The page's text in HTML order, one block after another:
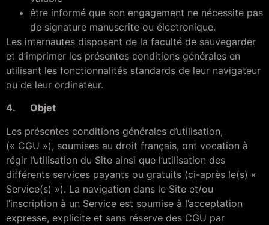
être informé que son engagement ne nécessite pas
de signature manuscrite ou électronique.
Les internautes disposent de la faculté de sauvegarder
et d’imprimer les présentes conditions générales en
utilisant les fonctionnalités standards de leur navigateur
ou de leur ordinateur.
4. Objet
Les présentes conditions générales d’utilisation,
(« CGU »), soumises au droit français, ont vocation à
régir l’utilisation du Site ainsi que l’utilisation des
différents services payants ou gratuits (ci-après le(s) «
Service(s) »). La navigation dans le Site et/ou
l’inscription à un Service est soumise à l’acceptation
expresse, explicite et sans réserve des CGU par